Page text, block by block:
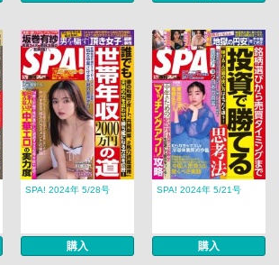
SPA! 2024年 5/28号
購入
SPA! 2024年 5/21号
購入